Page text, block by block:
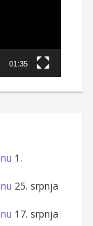
01:35
1.
25. srpnja
17. srpnja